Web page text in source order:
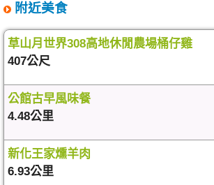
附近美食
草山月世界308高地休閒農場桶仔雞
407公尺
公館古早風味餐
4.48公里
新化王家燻羊肉
6.93公里